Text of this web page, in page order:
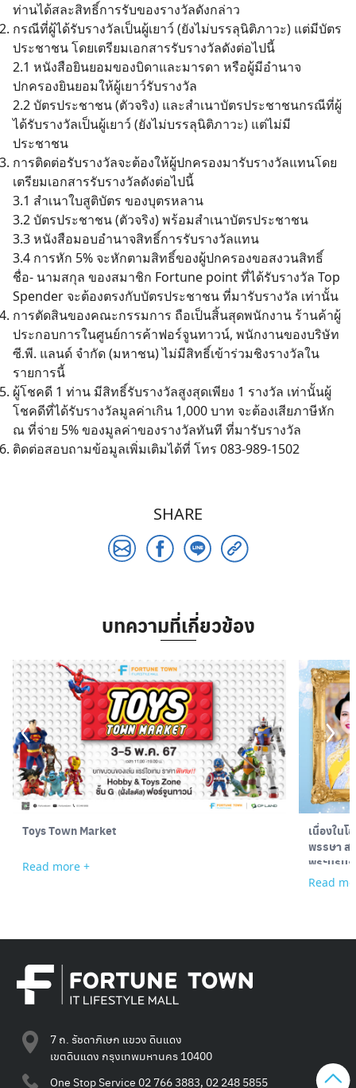
Search
for:
ท่านได้สละสิทธิ์การรับของรางวัลดังกล่าว
กรณีที่ผู้ได้รับรางวัลเป็นผู้เยาว์ (ยังไม่บรรลุนิติภาวะ) แต่มีบัตร
ประชาชน โดยเตรียมเอกสารรับรางวัลดังต่อไปนี้
2.1 หนังสือยินยอมของบิดาและมารดา หรือผู้มีอำนาจ
ปกครองยินยอมให้ผู้เยาว์รับรางวัล
2.2 บัตรประชาชน (ตัวจริง) และสำเนาบัตรประชาชนกรณีที่ผู้
ได้รับรางวัลเป็นผู้เยาว์ (ยังไม่บรรลุนิติภาวะ) แต่ไม่มี
ประชาชน
การติดต่อรับรางวัลจะต้องให้ผู้ปกครองมารับรางวัลแทนโดย
เตรียมเอกสารรับรางวัลดังต่อไปนี้
3.1 สำเนาใบสูติบัตร ของบุตรหลาน
3.2 บัตรประชาชน (ตัวจริง) พร้อมสำเนาบัตรประชาชน
3.3 หนังสือมอบอำนาจสิทธิ์การรับรางวัลแทน
3.4 การหัก 5% จะหักตามสิทธิ์ของผู้ปกครองขอสงวนสิทธิ์
ชื่อ- นามสกุล ของสมาชิก Fortune point ที่ได้รับรางวัล Top
Spender จะต้องตรงกับบัตรประชาชน ที่มารับรางวัล เท่านั้น
การตัดสินของคณะกรรมการ ถือเป็นสิ้นสุดพนักงาน ร้านค้าผู้
ประกอบการในศูนย์การค้าฟอร์จูนทาวน์, พนักงานของบริษัท
ซี.พี. แลนด์ จำกัด (มหาชน) ไม่มีสิทธิ์เข้าร่วมชิงรางวัลใน
รายการนี้
ผู้โชคดี 1 ท่าน มีสิทธิ์รับรางวัลสูงสุดเพียง 1 รางวัล เท่านั้นผู้
โชคดีที่ได้รับรางวัลมูลค่าเกิน 1,000 บาท จะต้องเสียภาษีหัก
ณ ที่จ่าย 5% ของมูลค่าของรางวัลทันที ที่มารับรางวัล
ติดต่อสอบถามข้อมูลเพิ่มเติมได้ที่ โทร 083-989-1502
SHARE
บทความที่เกี่ยวข้อง
Toys Town Market
Read more +
เนื่องใน
พรรษา ส
พระบรม
Read
7 ถ. รัชดาภิเษก แขวง ดินแดง
เขตดินแดง กรุงเทพมหานคร 10400
One Stop Service 02 766 3883, 02 248 5855